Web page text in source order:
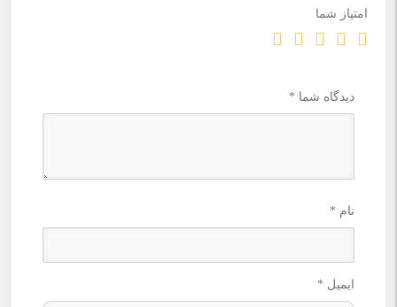
امتیاز شما
دیدگاه شما *
نام *
ایمیل *